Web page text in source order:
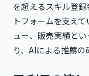
を超えるスキル登
トフォームを支え
ュー、販売実績と
り、AIによる推薦の